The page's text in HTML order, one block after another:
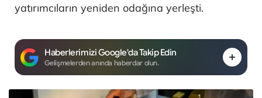
yatırımcıların yeniden odağına yerleşti.
Haberlerimizi Google'da Takip Edin
Gelişmelerden anında haberdar olun.